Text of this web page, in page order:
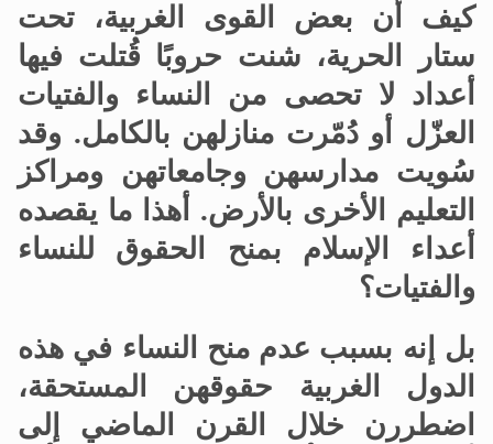
كيف أن بعض القوى الغربية، تحت
ستار الحرية، شنت حروبًا قُتلت فيها
أعداد لا تحصى من النساء والفتيات
العزّل أو دُمّرت منازلهن بالكامل. وقد
سُويت مدارسهن وجامعاتهن ومراكز
التعليم الأخرى بالأرض. أهذا ما يقصده
أعداء الإسلام بمنح الحقوق للنساء
والفتيات؟
بل إنه بسبب عدم منح النساء في هذه
الدول الغربية حقوقهن المستحقة،
اضطررن خلال القرن الماضي إلى